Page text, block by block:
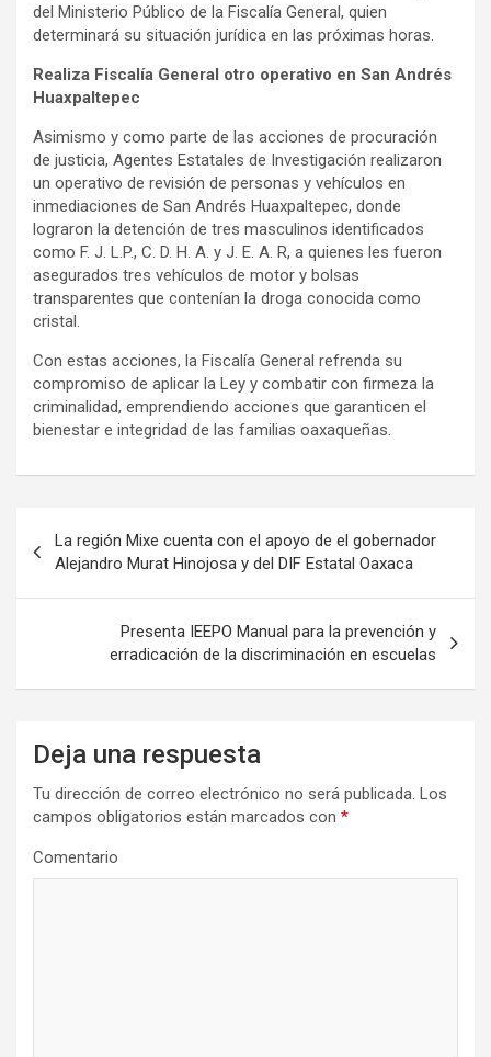
del Ministerio Público de la Fiscalía General, quien
determinará su situación jurídica en las próximas horas.
Realiza Fiscalía General otro operativo en San Andrés
Huaxpaltepec
Asimismo y como parte de las acciones de procuración
de justicia, Agentes Estatales de Investigación realizaron
un operativo de revisión de personas y vehículos en
inmediaciones de San Andrés Huaxpaltepec, donde
lograron la detención de tres masculinos identificados
como F. J. L.P., C. D. H. A. y J. E. A. R, a quienes les fueron
asegurados tres vehículos de motor y bolsas
transparentes que contenían la droga conocida como
cristal.
Con estas acciones, la Fiscalía General refrenda su
compromiso de aplicar la Ley y combatir con firmeza la
criminalidad, emprendiendo acciones que garanticen el
bienestar e integridad de las familias oaxaqueñas.
de
entradas
La región Mixe cuenta con el apoyo de el gobernador
Alejandro Murat Hinojosa y del DIF Estatal Oaxaca
Presenta IEEPO Manual para la prevención y
erradicación de la discriminación en escuelas
Deja una respuesta
Tu dirección de correo electrónico no será publicada. Los
campos obligatorios están marcados con *
Comentario